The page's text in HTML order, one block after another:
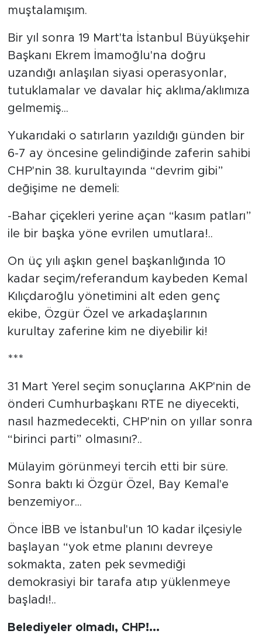
muştalamışım.
Bir yıl sonra 19 Mart'ta İstanbul Büyükşehir
Başkanı Ekrem İmamoğlu'na doğru
uzandığı anlaşılan siyasi operasyonlar,
tutuklamalar ve davalar hiç aklıma/aklımıza
gelmemiş...
Yukarıdaki o satırların yazıldığı günden bir
6-7 ay öncesine gelindiğinde zaferin sahibi
CHP'nin 38. kurultayında “devrim gibi”
değişime ne demeli:
-Bahar çiçekleri yerine açan “kasım patları”
ile bir başka yöne evrilen umutlara!..
On üç yılı aşkın genel başkanlığında 10
kadar seçim/referandum kaybeden Kemal
Kılıçdaroğlu yönetimini alt eden genç
ekibe, Özgür Özel ve arkadaşlarının
kurultay zaferine kim ne diyebilir ki!
***
31 Mart Yerel seçim sonuçlarına AKP'nin de
önderi Cumhurbaşkanı RTE ne diyecekti,
nasıl hazmedecekti, CHP'nin on yıllar sonra
“birinci parti” olmasını?..
Mülayim görünmeyi tercih etti bir süre.
Sonra baktı ki Özgür Özel, Bay Kemal'e
benzemiyor...
Önce İBB ve İstanbul'un 10 kadar ilçesiyle
başlayan “yok etme planını devreye
sokmakta, zaten pek sevmediği
demokrasiyi bir tarafa atıp yüklenmeye
başladı!..
Belediyeler olmadı, CHP!...